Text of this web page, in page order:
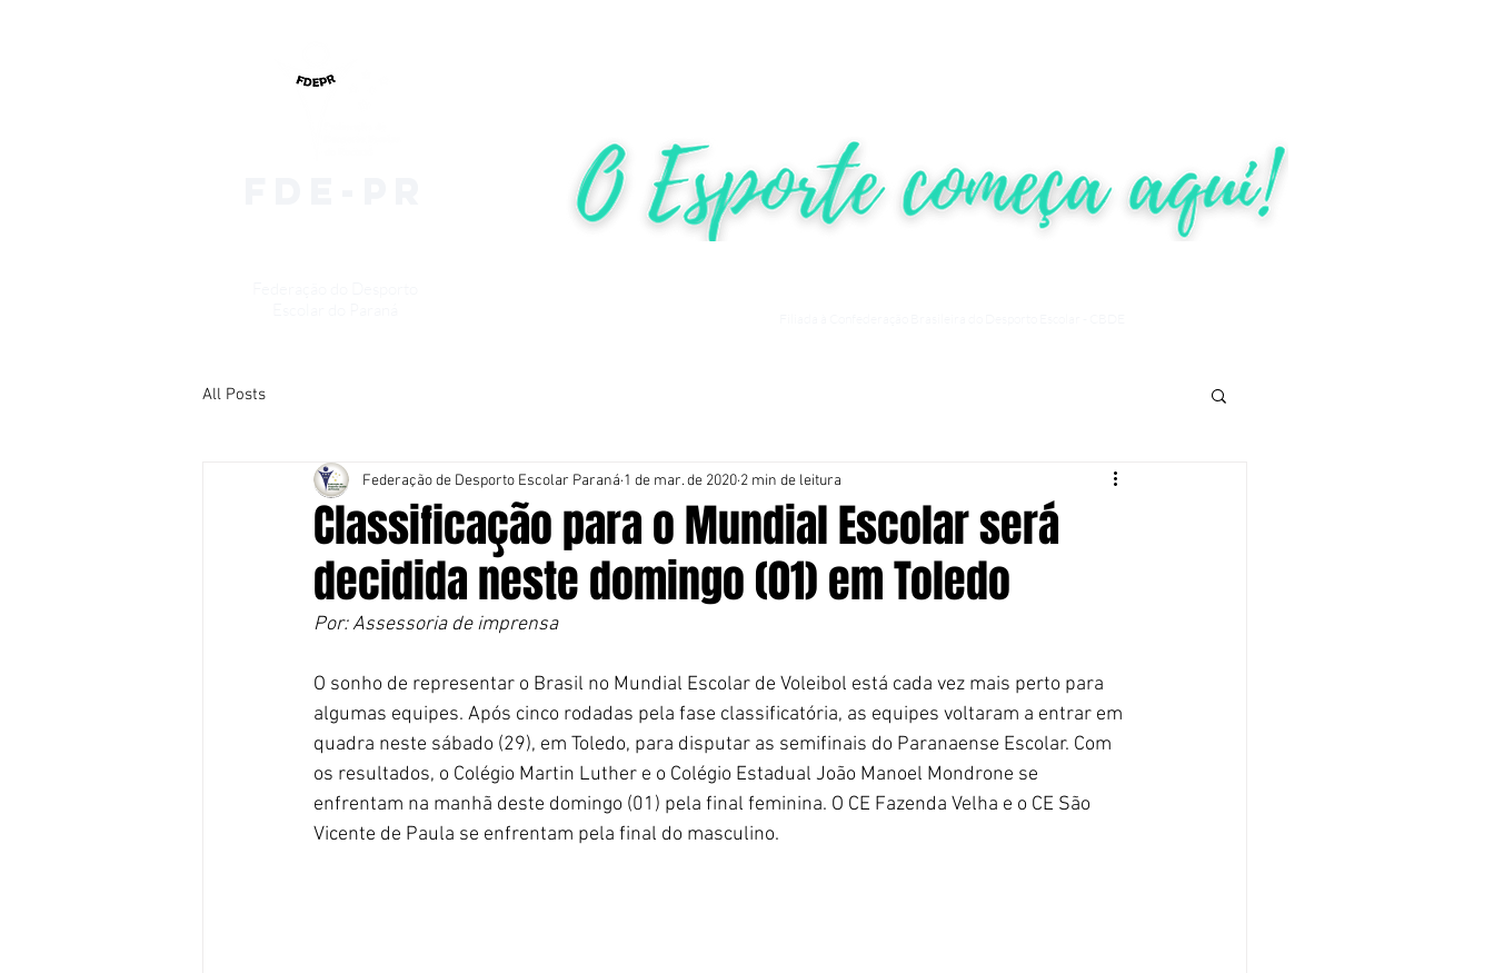
All Posts
Classificação para o Mundial Escolar será
decidida neste domingo (01) em Toledo
Federação de Desporto Escolar Paraná 1 de mar. de 2020 2 min de leitura
Por: Assessoria de imprensa
O sonho de representar o Brasil no Mundial Escolar de Voleibol está cada vez mais perto para
algumas equipes. Após cinco rodadas pela fase classificatória, as equipes voltaram a entrar em
quadra neste sábado (29), em Toledo, para disputar as semifinais do Paranaense Escolar. Com
os resultados, o Colégio Martin Luther e o Colégio Estadual João Manoel Mondrone se
enfrentam na manhã deste domingo (01) pela final feminina. O CE Fazenda Velha e o CE São
Vicente de Paula se enfrentam pela final do masculino.